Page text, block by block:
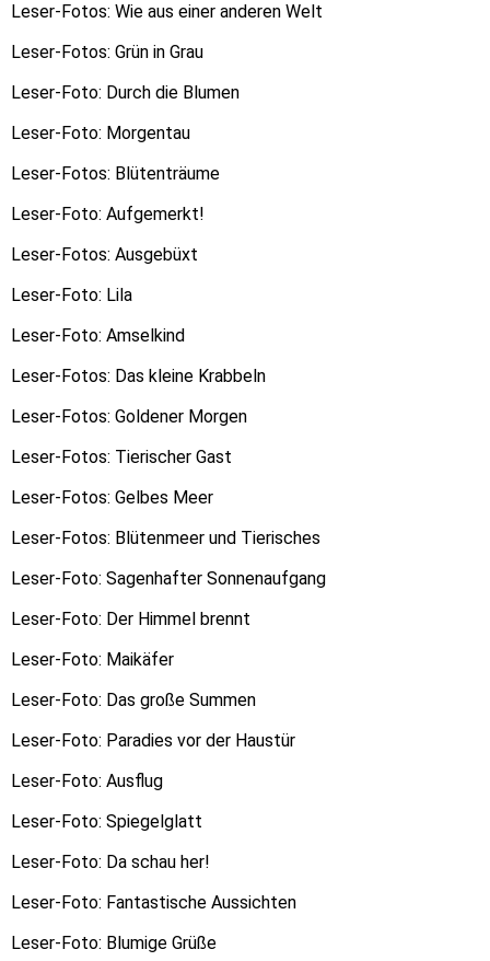
Leser-Fotos: Wie aus einer anderen Welt
Leser-Fotos: Grün in Grau
Leser-Foto: Durch die Blumen
Leser-Foto: Morgentau
Leser-Fotos: Blütenträume
Leser-Foto: Aufgemerkt!
Leser-Fotos: Ausgebüxt
Leser-Foto: Lila
Leser-Foto: Amselkind
Leser-Fotos: Das kleine Krabbeln
Leser-Fotos: Goldener Morgen
Leser-Fotos: Tierischer Gast
Leser-Fotos: Gelbes Meer
Leser-Fotos: Blütenmeer und Tierisches
Leser-Foto: Sagenhafter Sonnenaufgang
Leser-Foto: Der Himmel brennt
Leser-Foto: Maikäfer
Leser-Foto: Das große Summen
Leser-Foto: Paradies vor der Haustür
Leser-Foto: Ausflug
Leser-Foto: Spiegelglatt
Leser-Foto: Da schau her!
Leser-Foto: Fantastische Aussichten
Leser-Foto: Blumige Grüße